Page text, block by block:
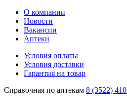
О компании
Новости
Вакансии
Аптеки
Условия оплаты
Условия доставки
Гарантия на товар
Справочная по аптекам 8 (3522)